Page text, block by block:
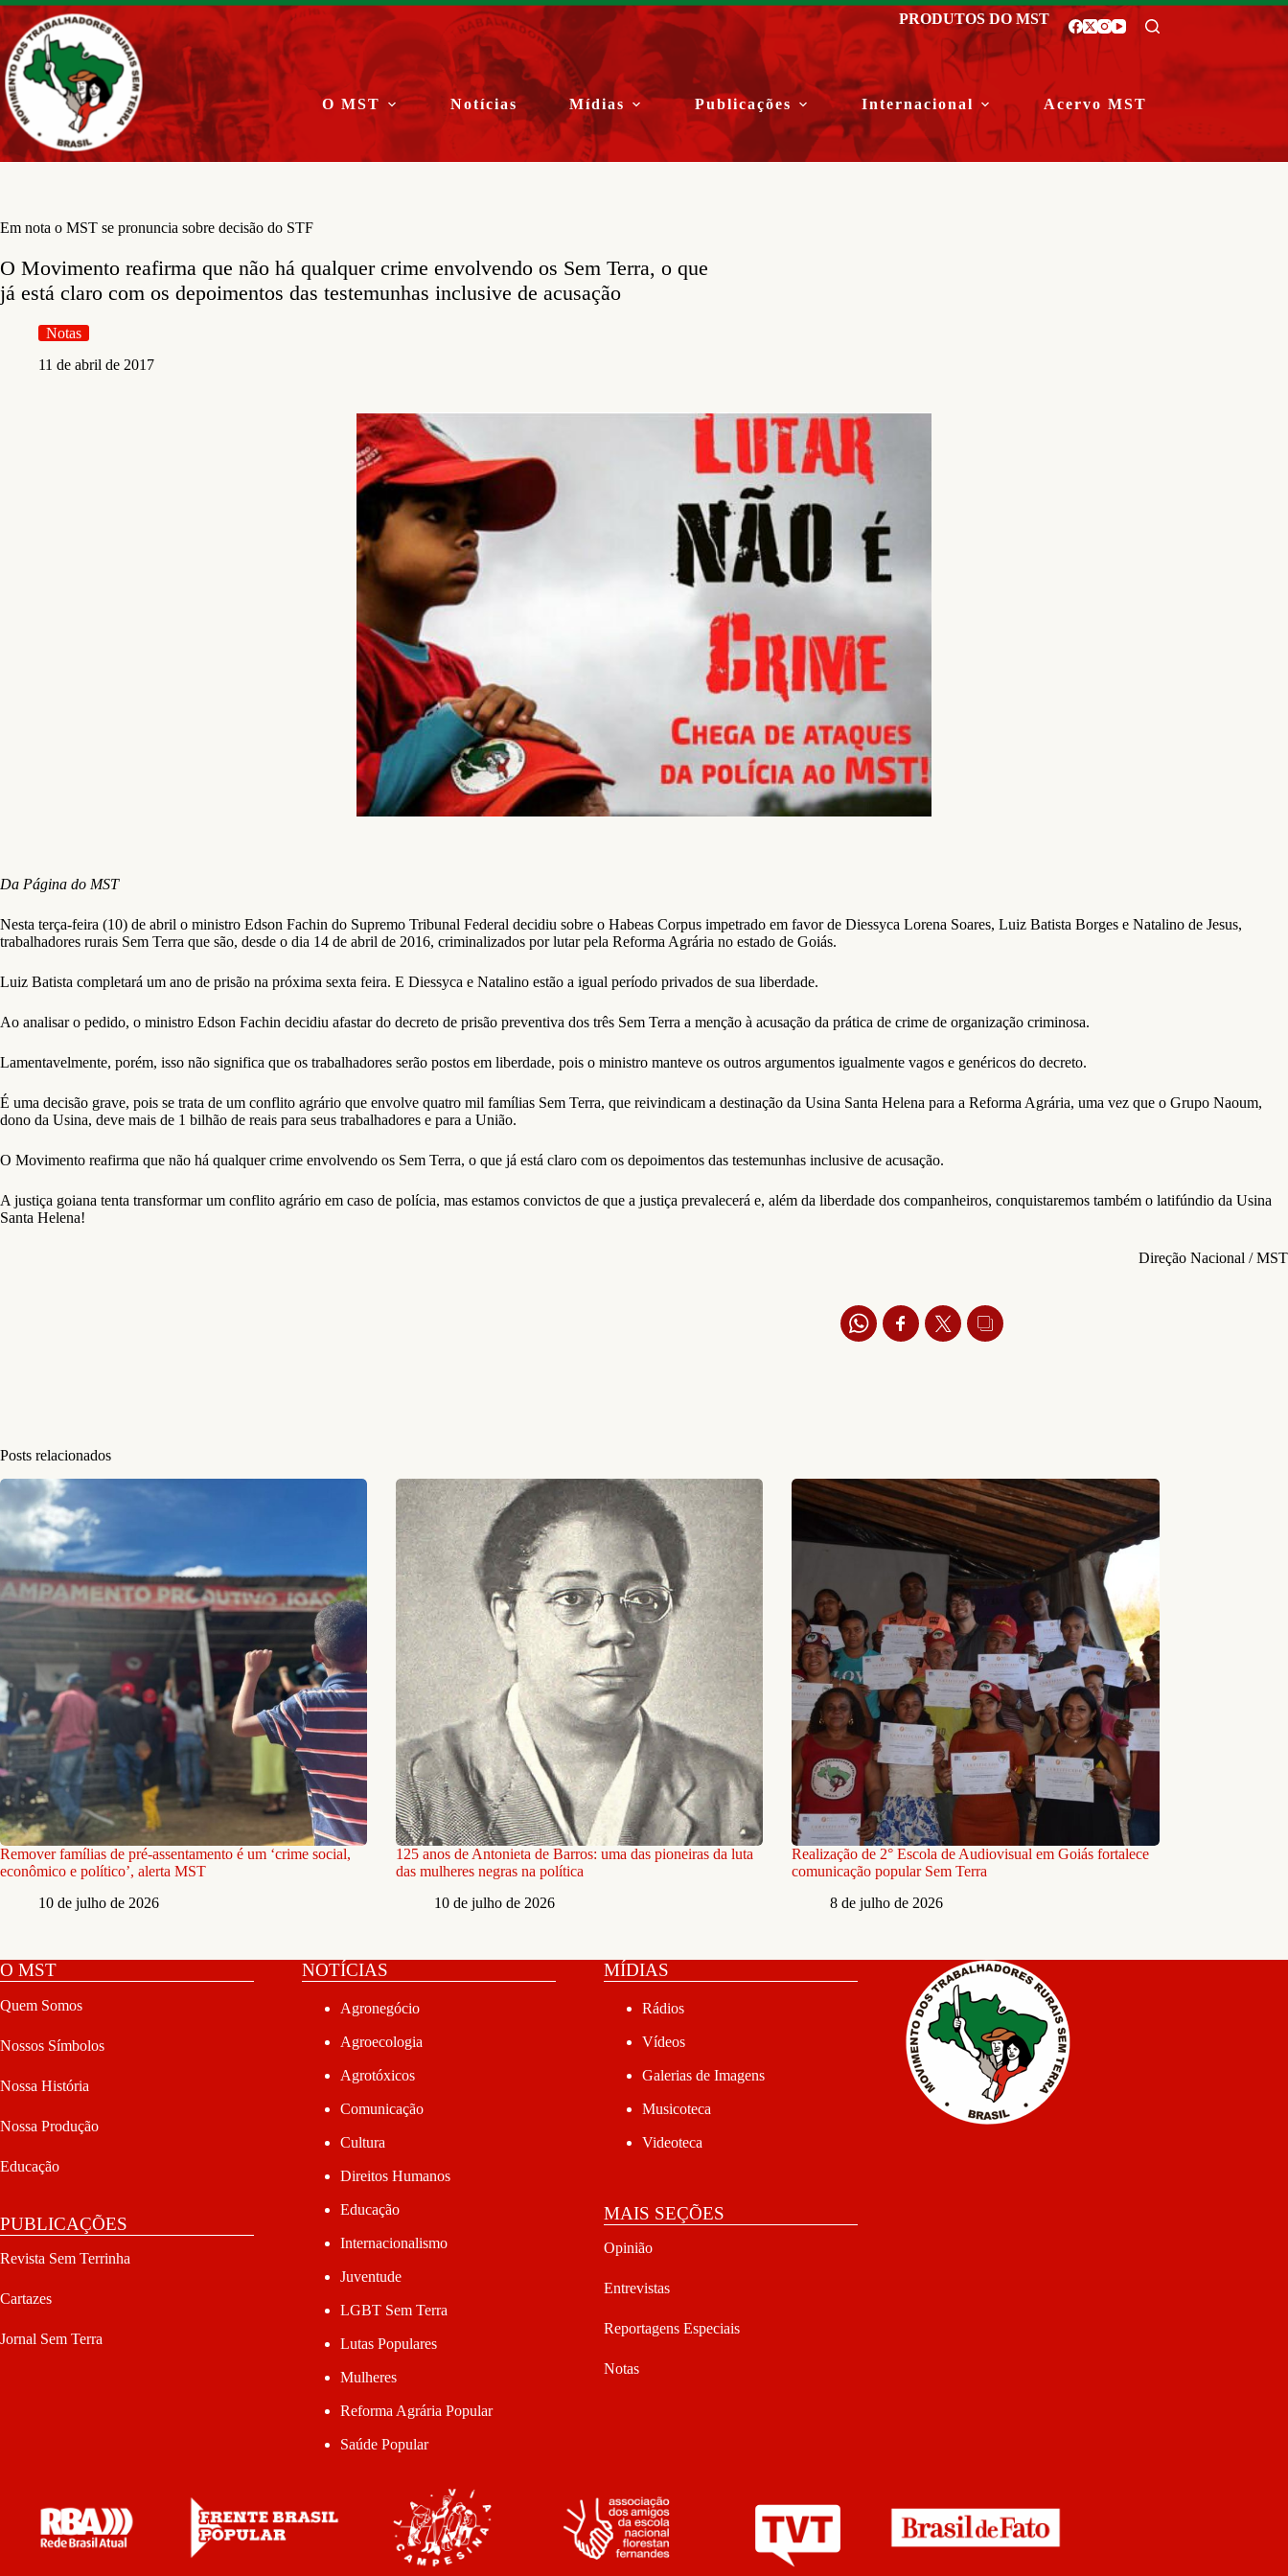
Pular
para
o
conteúdo
PRODUTOS DO MST
O MST Notícias Mídias Publicações Internacional Acervo MST
Em nota o MST se pronuncia sobre decisão do STF
O Movimento reafirma que não há qualquer crime envolvendo os Sem Terra, o que
já está claro com os depoimentos das testemunhas inclusive de acusação
Notas
11 de abril de 2017
Da Página do MST
Nesta terça-feira (10) de abril o ministro Edson Fachin do Supremo Tribunal Federal decidiu sobre o Habeas Corpus impetrado em favor de Diessyca Lorena Soares, Luiz Batista Borges e Natalino de Jesus,
trabalhadores rurais Sem Terra que são, desde o dia 14 de abril de 2016, criminalizados por lutar pela Reforma Agrária no estado de Goiás.
Luiz Batista completará um ano de prisão na próxima sexta feira. E Diessyca e Natalino estão a igual período privados de sua liberdade.
Ao analisar o pedido, o ministro Edson Fachin decidiu afastar do decreto de prisão preventiva dos três Sem Terra a menção à acusação da prática de crime de organização criminosa.
Lamentavelmente, porém, isso não significa que os trabalhadores serão postos em liberdade, pois o ministro manteve os outros argumentos igualmente vagos e genéricos do decreto.
É uma decisão grave, pois se trata de um conflito agrário que envolve quatro mil famílias Sem Terra, que reivindicam a destinação da Usina Santa Helena para a Reforma Agrária, uma vez que o Grupo Naoum,
dono da Usina, deve mais de 1 bilhão de reais para seus trabalhadores e para a União.
O Movimento reafirma que não há qualquer crime envolvendo os Sem Terra, o que já está claro com os depoimentos das testemunhas inclusive de acusação.
A justiça goiana tenta transformar um conflito agrário em caso de polícia, mas estamos convictos de que a justiça prevalecerá e, além da liberdade dos companheiros, conquistaremos também o latifúndio da Usina
Santa Helena!
Direção Nacional / MST
Posts relacionados
Remover famílias de pré-assentamento é um ‘crime social,
econômico e político’, alerta MST
10 de julho de 2026
125 anos de Antonieta de Barros: uma das pioneiras da luta
das mulheres negras na política
10 de julho de 2026
Realização de 2° Escola de Audiovisual em Goiás fortalece
comunicação popular Sem Terra
8 de julho de 2026
O MST
Quem Somos
Nossos Símbolos
Nossa História
Nossa Produção
Educação
PUBLICAÇÕES
Revista Sem Terrinha
Cartazes
Jornal Sem Terra
NOTÍCIAS
Agronegócio
Agroecologia
Agrotóxicos
Comunicação
Cultura
Direitos Humanos
Educação
Internacionalismo
Juventude
LGBT Sem Terra
Lutas Populares
Mulheres
Reforma Agrária Popular
Saúde Popular
MÍDIAS
Rádios
Vídeos
Galerias de Imagens
Musicoteca
Videoteca
MAIS SEÇÕES
Opinião
Entrevistas
Reportagens Especiais
Notas